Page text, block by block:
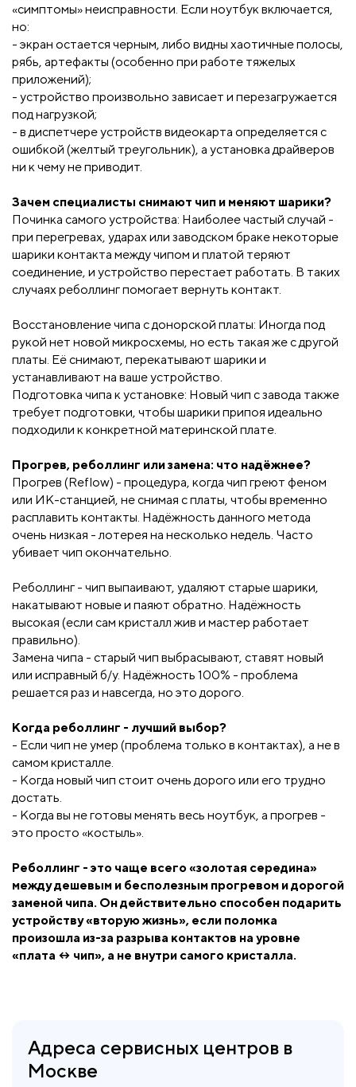
«симптомы» неисправности. Если ноутбук включается,
но:
- экран остается черным, либо видны хаотичные полосы,
рябь, артефакты (особенно при работе тяжелых
приложений);
- устройство произвольно зависает и перезагружается
под нагрузкой;
- в диспетчере устройств видеокарта определяется с
ошибкой (желтый треугольник), а установка драйверов
ни к чему не приводит.
Зачем специалисты снимают чип и меняют шарики?
Починка самого устройства: Наиболее частый случай -
при перегревах, ударах или заводском браке некоторые
шарики контакта между чипом и платой теряют
соединение, и устройство перестает работать. В таких
случаях реболлинг помогает вернуть контакт.
Восстановление чипа с донорской платы: Иногда под
рукой нет новой микросхемы, но есть такая же с другой
платы. Её снимают, перекатывают шарики и
устанавливают на ваше устройство.
Подготовка чипа к установке: Новый чип с завода также
требует подготовки, чтобы шарики припоя идеально
подходили к конкретной материнской плате.
Прогрев, реболлинг или замена: что надёжнее?
Прогрев (Reflow) - процедура, когда чип греют феном
или ИК-станцией, не снимая с платы, чтобы временно
расплавить контакты. Надёжность данного метода
очень низкая - лотерея на несколько недель. Часто
убивает чип окончательно.
Реболлинг - чип выпаивают, удаляют старые шарики,
накатывают новые и паяют обратно. Надёжность
высокая (если сам кристалл жив и мастер работает
правильно).
Замена чипа - старый чип выбрасывают, ставят новый
или исправный б/у. Надёжность 100% - проблема
решается раз и навсегда, но это дорого.
Когда реболлинг - лучший выбор?
- Если чип не умер (проблема только в контактах), а не в
самом кристалле.
- Когда новый чип стоит очень дорого или его трудно
достать.
- Когда вы не готовы менять весь ноутбук, а прогрев -
это просто «костыль».
Реболлинг - это чаще всего «золотая середина»
между дешевым и бесполезным прогревом и дорогой
заменой чипа. Он действительно способен подарить
устройству «вторую жизнь», если поломка
произошла из-за разрыва контактов на уровне
«плата ↔ чип», а не внутри самого кристалла.
Адреса сервисных центров в
Москве